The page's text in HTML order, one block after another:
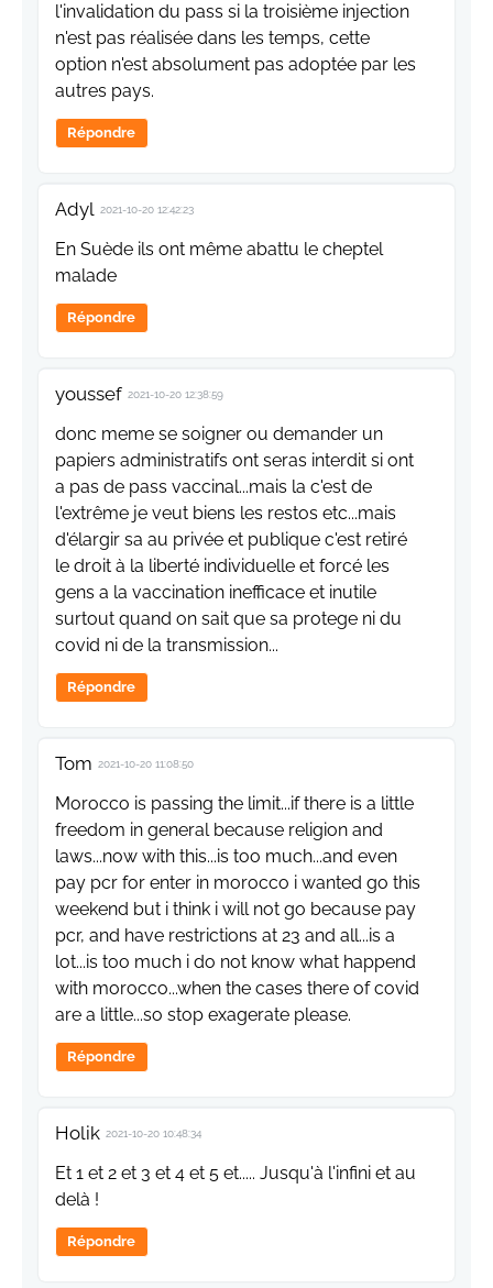
l'invalidation du pass si la troisième injection
n'est pas réalisée dans les temps, cette
option n'est absolument pas adoptée par les
autres pays.
Répondre
Adyl 2021-10-20 12:42:23
En Suède ils ont même abattu le cheptel
malade
Répondre
youssef 2021-10-20 12:38:59
donc meme se soigner ou demander un
papiers administratifs ont seras interdit si ont
a pas de pass vaccinal...mais la c'est de
l'extrême je veut biens les restos etc...mais
d'élargir sa au privée et publique c'est retiré
le droit à la liberté individuelle et forcé les
gens a la vaccination inefficace et inutile
surtout quand on sait que sa protege ni du
covid ni de la transmission...
Répondre
Tom 2021-10-20 11:08:50
Morocco is passing the limit...if there is a little
freedom in general because religion and
laws...now with this...is too much...and even
pay pcr for enter in morocco i wanted go this
weekend but i think i will not go because pay
pcr, and have restrictions at 23 and all...is a
lot...is too much i do not know what happend
with morocco...when the cases there of covid
are a little...so stop exagerate please.
Répondre
Holik 2021-10-20 10:48:34
Et 1 et 2 et 3 et 4 et 5 et..... Jusqu'à l'infini et au
delà !
Répondre